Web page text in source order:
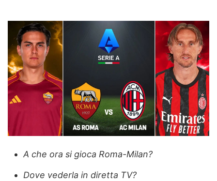
A che ora si gioca Roma-Milan?
Dove vederla in diretta TV?